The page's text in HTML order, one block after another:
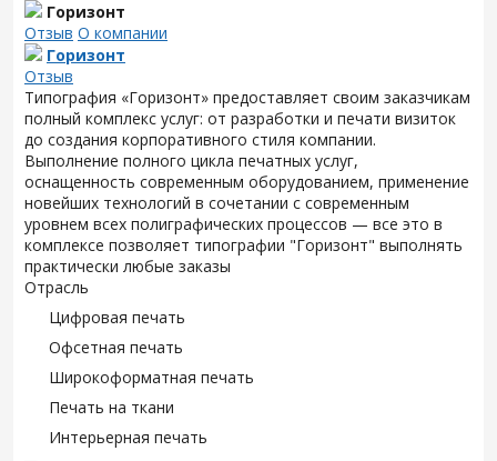
Горизонт
Отзыв О компании
Горизонт
Отзыв
Типография «Горизонт» предоставляет своим заказчикам
полный комплекс услуг: от разработки и печати визиток
до создания корпоративного стиля компании.
Выполнение полного цикла печатных услуг,
оснащенность современным оборудованием, применение
новейших технологий в сочетании с современным
уровнем всех полиграфических процессов — все это в
комплексе позволяет типографии "Горизонт" выполнять
практически любые заказы
Отрасль
Цифровая печать
Офсетная печать
Широкоформатная печать
Печать на ткани
Интерьерная печать